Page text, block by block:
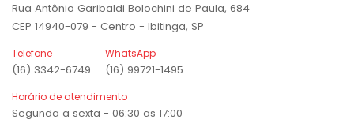
Rua Antônio Garibaldi Bolochini de Paula, 684
CEP 14940-079 - Centro - Ibitinga, SP
Telefone
(16) 3342-6749
WhatsApp
(16) 99721-1495
Horário de atendimento
Segunda a sexta - 06:30 as 17:00